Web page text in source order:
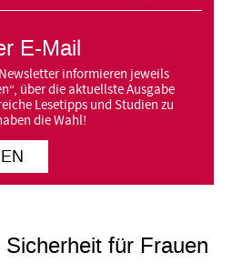
E-Mail
informieren jeweils
über die aktuellste Ausgabe
Lesetipps und Studien zu
die Wahl!
Sicherheit für Frauen